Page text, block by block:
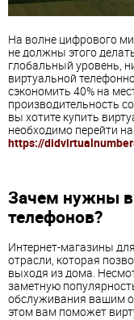
На волне цифрового
не должны этого
глобальный уровень,
виртуальной
сэкономить 40% на
производительность
вы хотите купить
необходимо перейти
https://
Зачем нужны
телефонов?
Интернет-магазины
отрасли, которая
выходя из дома.
заметную
обслуживания вашим
этом вам поможет